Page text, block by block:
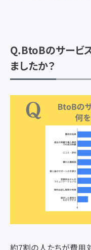
Q.BtoBのサービ
ましたか？
約7割の人たちが費用